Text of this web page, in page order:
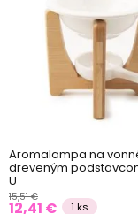
Aromalampa na
dreveným
U
15,51 €
12,41 € 1 ks